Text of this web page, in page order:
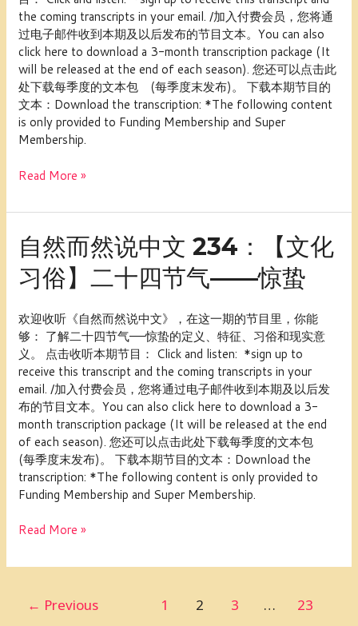
the coming transcripts in your email. /加入付费会员，您将通
过电子邮件收到本期及以后发布的节目文本。You can also
click here to download a 3-month transcription package (It
will be released at the end of each season). 您还可以点击此
处下载每季度的文本包 (每季度末发布)。 下载本期节目的
文本：Download the transcription: *The following content
is only provided to Funding Membership and Super
Membership.
他】
你
对
中
国
够
了
解
国
Read More »
自然而然说中文 234：【文化
习俗】二十四节气——惊蛰
欢迎收听《自然而然说中文》，在这一期的节目里，你能
够： 了解二十四节气——惊蛰的定义、特征、习俗和现实意
义。 点击收听本期节目： Click and listen: *sign up to
receive this transcript and the coming transcripts in your
email. /加入付费会员，您将通过电子邮件收到本期及以后发
布的节目文本。You can also click here to download a 3-
month transcription package (It will be released at the end
of each season). 您还可以点击此处下载每季度的文本包
(每季度末发布)。 下载本期节目的文本：Download the
transcription: *The following content is only provided to
Funding Membership and Super Membership.
自
然
而
中
文
234：
【文
化
习
俗】
二
十
四
节
——
蛰
Read More »
← Previous 1 2 3 …
23